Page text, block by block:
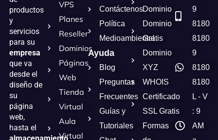
productos
y
servicios
para su
empresa
que va
desde el
diseño de
su
página
web,
hasta el
VPS
Planes
Reseller
Dominios
Páginas
Web
Tienda
Virtual
Aula
Virtual
Contáctenos
Política
Medioambiental
Ayuda
Blog
Preguntas
Frecuentes
Guías y
Tutoriales
Dominio
Dominio
Gratis
Dominio
XYZ
WHOIS
Certificado
SSL Gratis
Formas
9
8180
8180
9
8180
8180
L - V
: 9
AM